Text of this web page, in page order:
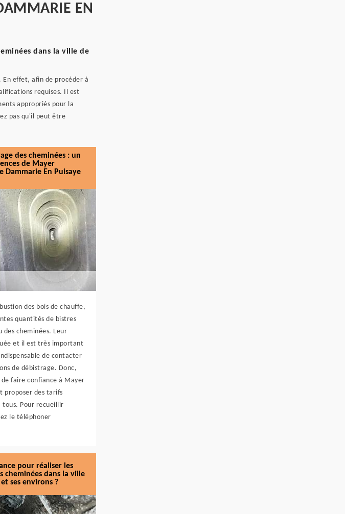
EN
dans la ville de
En effet, afin de procéder à
requises. Il est
appropriés pour la
pas qu'il peut être
des cheminées : un
de Mayer
Dammarie En Puisaye
des bois de chauffe,
quantités de bistres
des cheminées. Leur
et il est très important
de contacter
de débistrage. Donc,
de faire confiance à Mayer
proposer des tarifs
tous. Pour recueillir
le téléphoner
pour réaliser les
cheminées dans la ville
ses environs ?